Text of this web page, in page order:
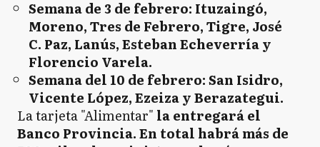
Semana de 3 de febrero: Ituzaingó,
Moreno, Tres de Febrero, Tigre, José
C. Paz, Lanús, Esteban Echeverría y
Florencio Varela.
Semana del 10 de febrero: San Isidro,
Vicente López, Ezeiza y Berazategui.
La tarjeta "Alimentar" la entregará el
Banco Provincia. En total habrá más de